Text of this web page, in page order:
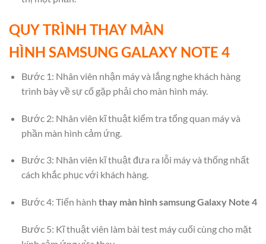
QUY TRÌNH THAY MÀN
HÌNH SAMSUNG GALAXY NOTE 4
Bước 1: Nhân viên nhận máy và lắng nghe khách hàng
trình bày về sự cố gặp phải cho màn hình máy.
Bước 2: Nhân viên kĩ thuật kiểm tra tổng quan máy và
phần màn hình cảm ứng.
Bước 3: Nhân viên kĩ thuật đưa ra lỗi máy và thống nhất
cách khắc phục với khách hàng.
Bước 4: Tiến hành thay màn hình samsung Galaxy Note 4
Bước 5: Kĩ thuật viên làm bài test máy cuối cùng cho mặt